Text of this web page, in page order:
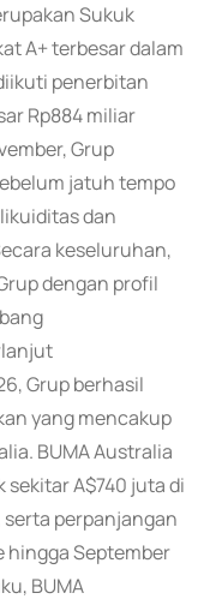
Sukuk
A+ terbesar dalam
penerbitan
Rp884 miliar
Grup
jatuh tempo
dan
keseluruhan,
dengan profil
Grup berhasil
yang mencakup
BUMA Australia
A$740 juta di
perpanjangan
hingga September
BUMA